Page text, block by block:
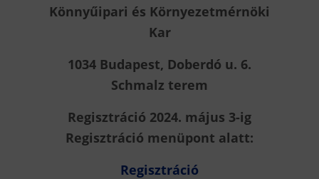
Könnyűipari és Környezetmérnöki
Kar
1034 Budapest, Doberdó u. 6.
Schmalz terem
Regisztráció 2024. május 3-ig
Regisztráció menüpont alatt:
Regisztráció